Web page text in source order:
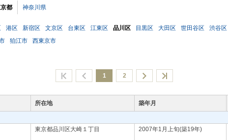
都 神奈川県
港区 新宿区 文京区 台東区 江東区 品川区 目黒区 大田区 世田谷区 渋谷区
狛江市 西東京市
1
2
所在地 築年月
東京都品川区大崎１丁目 2007年1月上旬(築19年)